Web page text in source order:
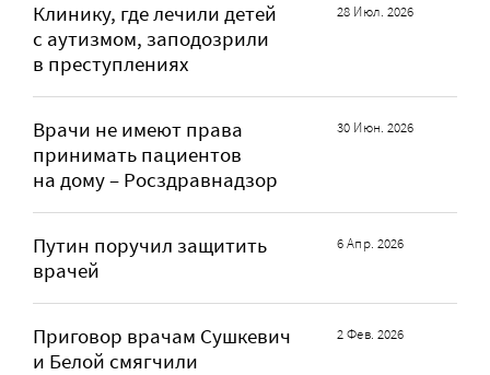
Клинику, где лечили детей
с аутизмом, заподозрили
в преступлениях
28 Июл. 2026
Врачи не имеют права
принимать пациентов
на дому – Росздравнадзор
30 Июн. 2026
Путин поручил защитить
врачей
6 Апр. 2026
Приговор врачам Сушкевич
и Белой смягчили
2 Фев. 2026